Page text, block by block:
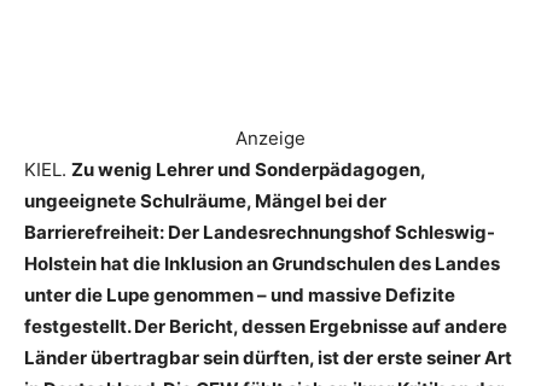
Anzeige
KIEL. Zu wenig Lehrer und Sonderpädagogen,
ungeeignete Schulräume, Mängel bei der
Barrierefreiheit: Der Landesrechnungshof Schleswig-
Holstein hat die Inklusion an Grundschulen des Landes
unter die Lupe genommen – und massive Defizite
festgestellt. Der Bericht, dessen Ergebnisse auf andere
Länder übertragbar sein dürften, ist der erste seiner Art